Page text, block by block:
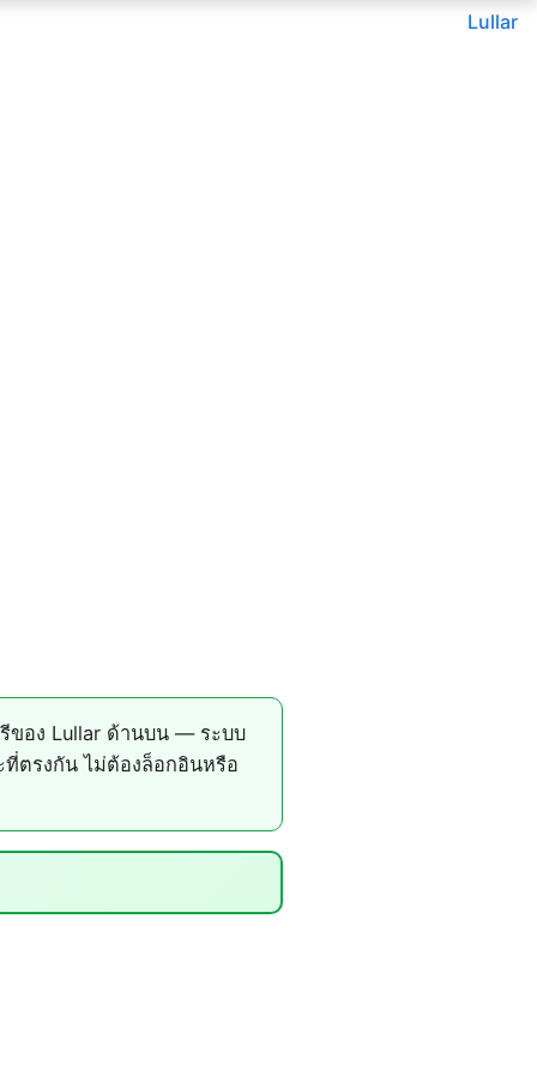
Lullar
ของ Lullar ด้านบน — ระบบ
ตรงกัน ไม่ต้องล็อกอินหรือ